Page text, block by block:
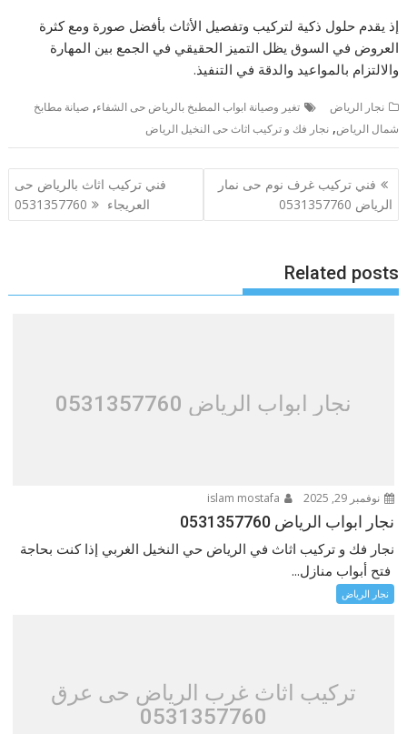
إذ يقدم حلول ذكية لتركيب وتفصيل الأثاث بأفضل صورة ومع كثرة
العروض في السوق يظل التميز الحقيقي في الجمع بين المهارة
والالتزام بالمواعيد والدقة في التنفيذ.
نجار الرياض تغير وصيانة ابواب المطبخ بالرياض حى الشفاء,صيانة مطابخ
شمال الرياض,نجار فك و تركيب اثاث حى النخيل الرياض
تصفّح
المقالات
فني تركيب غرف نوم حى نمار
الرياض 0531357760
فني تركيب اثاث بالرياض حى
العريجاء 0531357760
Related posts
نجار ابواب الرياض 0531357760
نوفمبر 29, 2025
نجار ابواب الرياض 0531357760
نجار فك و تركيب اثاث في الرياض حي النخيل الغربي إذا كنت بحاجة
فتح أبواب منازل...
نجار الرياض
تركيب اثاث غرب الرياض حى عرق
0531357760